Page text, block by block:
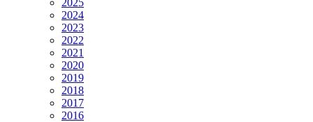
2025
2024
2023
2022
2021
2020
2019
2018
2017
2016